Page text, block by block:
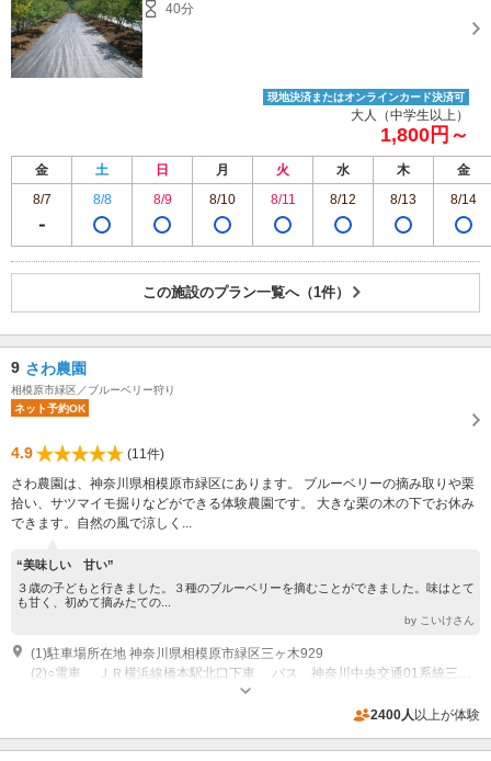
40分
現地決済またはオンラインカード決済可
大人（中学生以上）
1,800円～
金 土 日 月 火 水 木
金
8/7
8/8 8/9 8/10 8/11 8/12 8/13 8/14
この施設のプラン一覧へ（1件）
9 さわ農園
相模原市緑区／ブルーベリー狩り
ネット予約OK
4.9
(11件)
さわ農園は、神奈川県相模原市緑区にあります。 ブルーベリーの摘み取りや栗
拾い、サツマイモ掘りなどができる体験農園です。 大きな栗の木の下でお休み
できます。自然の風で涼しく...
“美味しい 甘い”
３歳の子どもと行きました。３種のブルーベリーを摘むことができました。味はとて
も甘く、初めて摘みたての...
by こいけさん
(1)駐車場所在地 神奈川県相模原市緑区三ヶ木929
2400人 以上が体験